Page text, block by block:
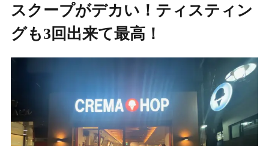
スクープがデカい！ティスティン
グも3回出来て最高！